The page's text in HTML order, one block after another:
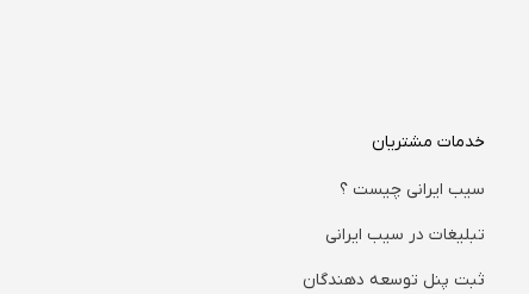
خدمات مشتریان
سیب ایرانی چیست ؟
تبلیغات در سیب ایرانی
ثبت پنل توسعه دهندگان